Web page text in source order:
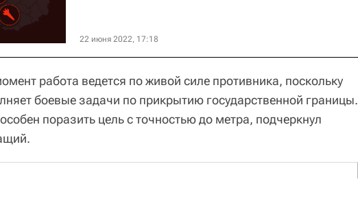
22 июня 2022, 17:18
работа ведется по живой силе противника, поскольку
боевые задачи по прикрытию государственной границы.
поразить цель с точностью до метра, подчеркнул